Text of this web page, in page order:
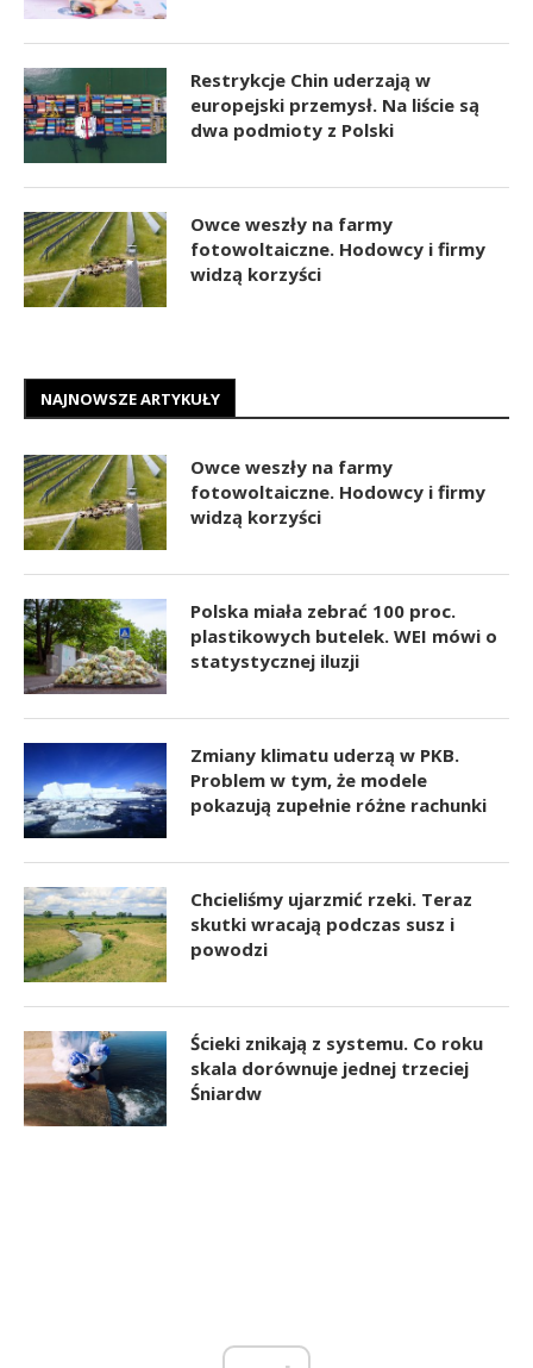
Restrykcje Chin uderzają w
europejski przemysł. Na liście są
dwa podmioty z Polski
Owce weszły na farmy
fotowoltaiczne. Hodowcy i firmy
widzą korzyści
NAJNOWSZE ARTYKUŁY
Owce weszły na farmy
fotowoltaiczne. Hodowcy i firmy
widzą korzyści
Polska miała zebrać 100 proc.
plastikowych butelek. WEI mówi o
statystycznej iluzji
Zmiany klimatu uderzą w PKB.
Problem w tym, że modele
pokazują zupełnie różne rachunki
Chcieliśmy ujarzmić rzeki. Teraz
skutki wracają podczas susz i
powodzi
Ścieki znikają z systemu. Co roku
skala dorównuje jednej trzeciej
Śniardw